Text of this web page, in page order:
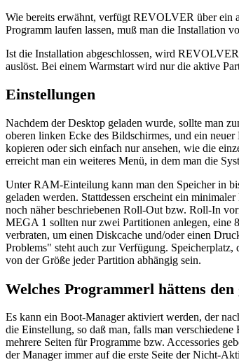
Wie bereits erwähnt, verfügt REVOLVER über ein
Programm laufen lassen, muß man die Installation
Ist die Installation abgeschlossen, wird
auslöst. Bei einem Warmstart wird nur die aktive
Einstellungen
Nachdem der Desktop geladen wurde, sollte man
oberen linken Ecke des Bildschirmes, und ein
kopieren oder sich einfach nur ansehen, wie die
erreicht man ein weiteres Menü, in dem man die
Unter RAM-Einteilung kann man den Speicher in
geladen werden. Stattdessen erscheint ein
noch näher beschriebenen Roll-Out bzw. Roll-In
MEGA 1 sollten nur zwei Partitionen anlegen, eine
verbraten, um einen Diskcache und/oder einen
Problems" steht auch zur Verfügung.
von der Größe jeder Partition abhängig sein.
Welches Programmerl hättens den
Es kann ein Boot-Manager aktiviert werden, der
die Einstellung, so daß man, falls man
mehrere Seiten für Programme bzw. Accessories
der Manager immer auf die erste Seite der Nicht-